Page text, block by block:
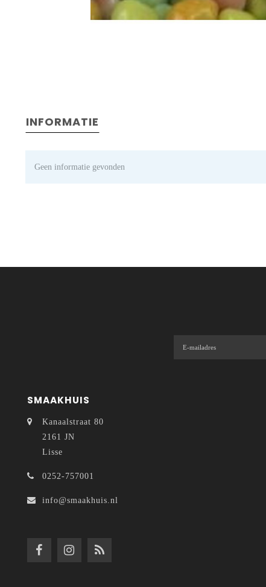
INFORMATIE
Geen informatie gevonden
SMAAKHUIS
Kanaalstraat 80
2161 JN
Lisse
0252-757001
info@smaakhuis.nl